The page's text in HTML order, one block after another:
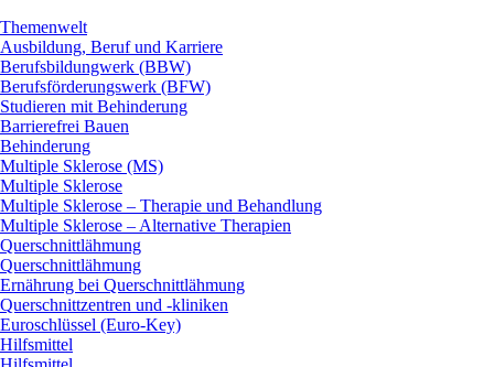
Themenwelt
Ausbildung, Beruf und Karriere
Berufsbildungwerk (BBW)
Berufsförderungswerk (BFW)
Studieren mit Behinderung
Barrierefrei Bauen
Behinderung
Multiple Sklerose (MS)
Multiple Sklerose
Multiple Sklerose – Therapie und Behandlung
Multiple Sklerose – Alternative Therapien
Querschnittlähmung
Querschnittlähmung
Ernährung bei Querschnittlähmung
Querschnittzentren und -kliniken
Euroschlüssel (Euro-Key)
Hilfsmittel